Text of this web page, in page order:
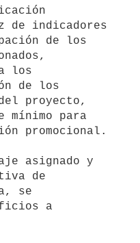
de indicadores
de los
los
de los
proyecto,
mínimo para
promocional.
de
se
a